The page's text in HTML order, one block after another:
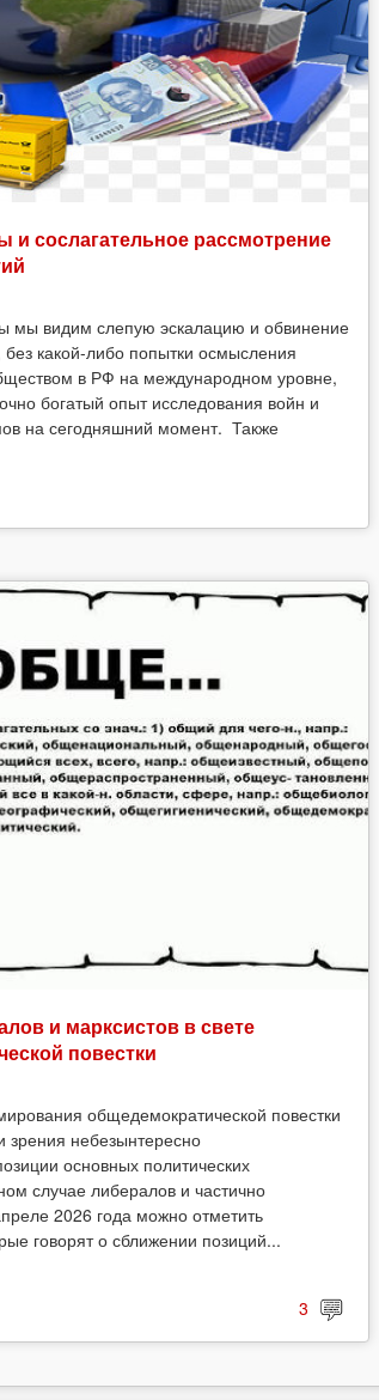
и сослагательное рассмотрение
мы видим слепую эскалацию и обвинение
без какой-либо попытки осмысления
в РФ на международном уровне,
богатый опыт исследования войн и
на сегодняшний момент. Также
и марксистов в свете
повестки
общедемократической повестки
зрения небезынтересно
основных политических
случае либералов и частично
2026 года можно отметить
говорят о сближении позиций...
3